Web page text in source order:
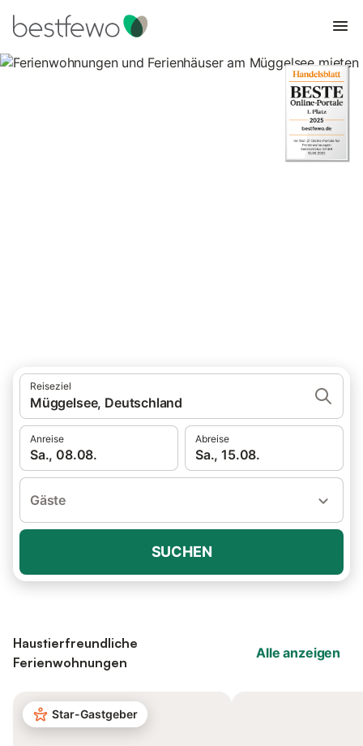
Reiseziel
Müggelsee, Deutschland
Anreise
Sa., 08.08.
Abreise
Sa., 15.08.
Gäste
SUCHEN
Haustierfreundliche
Ferienwohnungen
Alle anzeigen
Star-Gastgeber